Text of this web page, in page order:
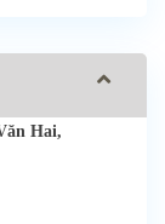
Hai,